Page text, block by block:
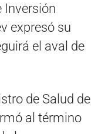
Inversión
expresó su
el aval de
de Salud de
al término